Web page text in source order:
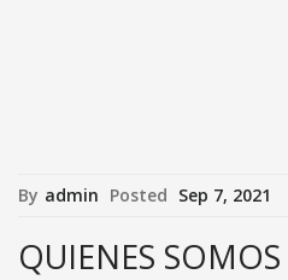
By admin Posted Sep 7, 2021
QUIENES SOMOS